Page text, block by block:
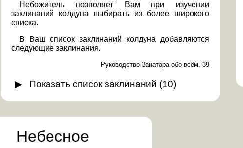
Небожитель позволяет Вам при изучении
заклинаний колдуна выбирать из более широкого
списка.
В Ваш список заклинаний колдуна добавляются
следующие заклинания.
Руководство Занатара обо всём, 39
Показатьсписок заклинаний (10)
Небесное